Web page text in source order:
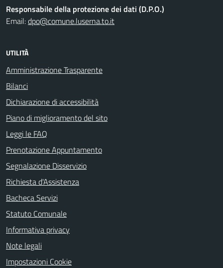
Responsabile della protezione dei dati (D.P.O.)
Email:dpo@comune.luserna.to.it
UTILITÀ
Amministrazione Trasparente
Bilanci
Dichiarazione di accessibilità
Piano di miglioramento del sito
Leggi le FAQ
Prenotazione Appuntamento
Segnalazione Disservizio
Richiesta d'Assistenza
Bacheca Servizi
Statuto Comunale
Informativa privacy
Note legali
Impostazioni Cookie